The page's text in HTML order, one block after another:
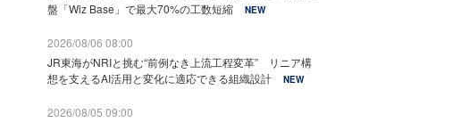
盤「Wiz Base」で最大70%の工数短縮
NEW
2026/08/06 08:00
JR東海がNRIと挑む“前例なき上流工程変革” リニア構
想を支えるAI活用と変化に適応できる組織設計
NEW
2026/08/05 09:00